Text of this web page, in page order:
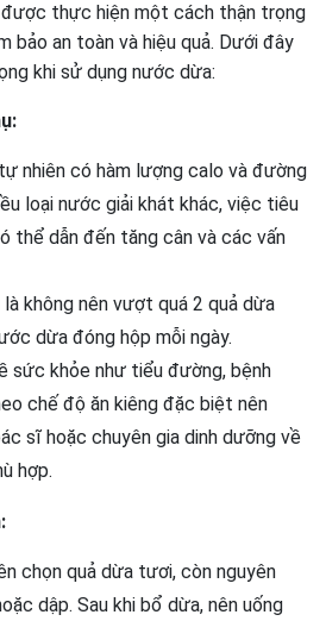
thực hiện một cách thận trọng
bảo an toàn và hiệu quả. Dưới đây
khi sử dụng nước dừa:
nhiên có hàm lượng calo và đường
loại nước giải khát khác, việc tiêu
thể dẫn đến tăng cân và các vấn
là không nên vượt quá 2 quả dừa
dừa đóng hộp mỗi ngày.
sức khỏe như tiểu đường, bệnh
chế độ ăn kiêng đặc biệt nên
sĩ hoặc chuyên gia dinh dưỡng về
hợp.
chọn quả dừa tươi, còn nguyên
dập. Sau khi bổ dừa, nên uống